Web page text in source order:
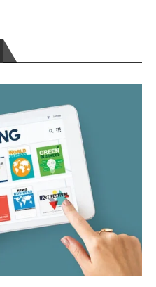
frende a Grandes
de riesgos laborales en
Proyectos de
de obra (20 horas)
Financiera 1 (90 horas)
Financiera 2 (90 horas)
General y Tesorería